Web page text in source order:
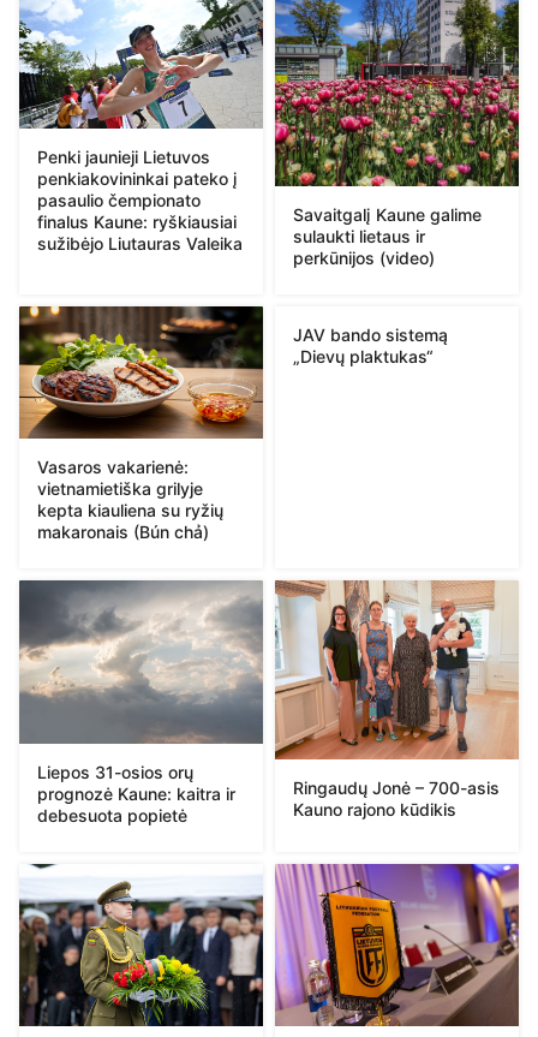
Penki jaunieji Lietuvos
penkiakovininkai pateko į
pasaulio čempionato
finalus Kaune: ryškiausiai
sužibėjo Liutauras Valeika
Savaitgalį Kaune galime
sulaukti lietaus ir
perkūnijos (video)
Vasaros vakarienė:
vietnamietiška grilyje
kepta kiauliena su ryžių
makaronais (Bún chả)
JAV bando sistemą
„Dievų plaktukas“
Liepos 31-osios orų
prognozė Kaune: kaitra ir
debesuota popietė
Ringaudų Jonė – 700-asis
Kauno rajono kūdikis